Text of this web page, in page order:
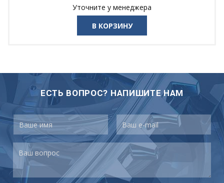
Уточните у менеджера
В КОРЗИНУ
ЕСТЬ ВОПРОС? НАПИШИТЕ НАМ